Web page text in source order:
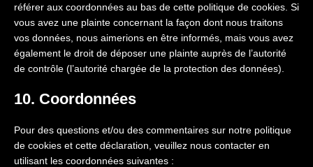
référer aux coordonnées au bas de cette politique de cookies. Si
vous avez une plainte concernant la façon dont nous traitons
vos données, nous aimerions en être informés, mais vous avez
également le droit de déposer une plainte auprès de l’autorité
de contrôle (l’autorité chargée de la protection des données).
10. Coordonnées
Pour des questions et/ou des commentaires sur notre politique
de cookies et cette déclaration, veuillez nous contacter en
utilisant les coordonnées suivantes :